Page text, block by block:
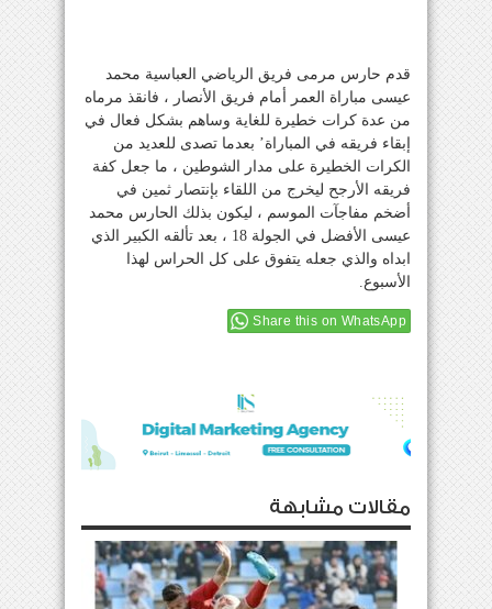
قدم حارس مرمى فريق الرياضي العباسية محمد
عيسى مباراة العمر أمام فريق الأنصار ، فانقذ مرماه
من عدة كرات خطيرة للغاية وساهم بشكل فعال في
إبقاء فريقه في المباراة’ بعدما تصدى للعديد من
الكرات الخطيرة على مدار الشوطين ، ما جعل كفة
فريقه الأرجح ليخرج من اللقاء بإنتصار ثمين في
أضخم مفاجآت الموسم ، ليكون بذلك الحارس محمد
عيسى الأفضل في الجولة 18 ، بعد تألقه الكبير الذي
ابداه والذي جعله يتفوق على كل الحراس لهذا
الأسبوع.
Share this on WhatsApp
مقالات مشابهة